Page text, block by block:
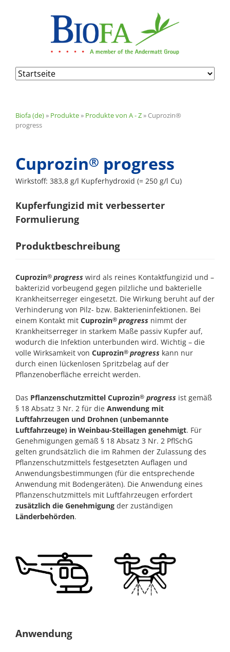
Navigation
überspringen
Biofa (de)» Produkte» Produkte von A - Z» Cuprozin®
progress
Cuprozin® progress
Wirkstoff: 383,8 g/l Kupferhydroxid (= 250 g/l Cu)
Kupferfungizid mit verbesserter
Formulierung
Produktbeschreibung
Cuprozin® progresswird als reines Kontaktfungizid und –
bakterizid vorbeugend gegen pilzliche und bakterielle
Krankheitserreger eingesetzt. Die Wirkung beruht auf der
Verhinderung von Pilz- bzw. Bakterieninfektionen. Bei
einem Kontakt mit Cuprozin® progressnimmt der
Krankheitserreger in starkem Maße passiv Kupfer auf,
wodurch die Infektion unterbunden wird. Wichtig – die
volle Wirksamkeit von Cuprozin® progress kann nur
durch einen lückenlosen Spritzbelag auf der
Pflanzenoberfläche erreicht werden.
Das Pflanzenschutzmittel Cuprozin® progress ist gemäß
§ 18 Absatz 3 Nr. 2 für dieAnwendung mit
Luftfahrzeugen und Drohnen (unbemannte
Luftfahrzeuge) in Weinbau-Steillagen genehmigt. Für
Genehmigungen gemäß § 18 Absatz 3 Nr. 2 PflSchG
gelten grundsätzlich die im Rahmen der Zulassung des
Pflanzenschutzmittels festgesetzten Auflagen und
Anwendungsbestimmungen (für die entsprechende
Anwendung mit Bodengeräten). Die Anwendung eines
Pflanzenschutzmittels mit Luftfahrzeugen erfordert
zusätzlich die Genehmigungder zuständigen
Länderbehörden.
Anwendung